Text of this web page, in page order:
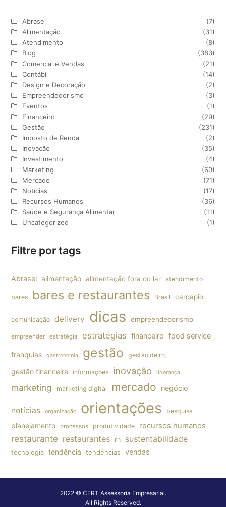
Abrasel
(7)
Alimentação
(31)
Atendimento
(8)
Blog
(383)
Comercial e Vendas
(21)
Contábil
(14)
Design e Decoração
(2)
Empreendedorismo
(3)
Eventos
(1)
Financeiro
(29)
Gestão
(231)
Imposto de Renda
(2)
Inovação
(35)
Investimento
(4)
Marketing
(60)
Mercado
(71)
Notícias
(17)
Recursos Humanos
(36)
Saúde e Segurança Alimentar
(11)
Uncategorized
(1)
Filtre por tags
Abrasel alimentação alimentação fora do lar atendimento
bares bares e restaurantes Brasil cardápio
comunicação delivery dicas empreendedorismo
empreender estratégia estratégias financeiro food service
franquias gastronomia gestão gestão de rh
gestão financeira informações inovação liderança
marketing marketing digital mercado negócio
notícias organização orientações pesquisa
planejamento processos produtividade recursos humanos
restaurante restaurantes rh sustentabilidade
tecnologia tendência tendências vendas
2022 © CERT Assessoria Empresarial.
All Rights Reserved.